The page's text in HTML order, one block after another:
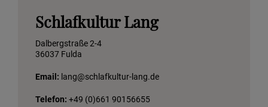
Schlafkultur Lang
Dalbergstraße 2-4
36037 Fulda
Email: lang@schlafkultur-lang.de
Telefon: +49 (0)661 90156655